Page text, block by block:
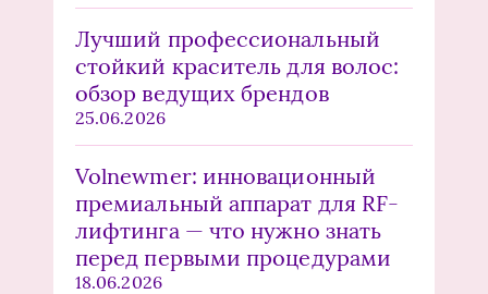
Лучший профессиональный
стойкий краситель для волос:
обзор ведущих брендов
25.06.2026
Volnewmer: инновационный
премиальный аппарат для RF-
лифтинга — что нужно знать
перед первыми процедурами
18.06.2026